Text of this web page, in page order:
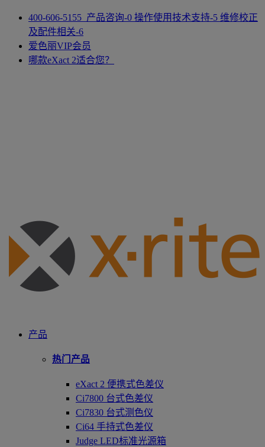
400-606-5155 产品咨询-0 操作使用技术支持-5 维修校正
及配件相关-6
爱色丽VIP会员
哪款eXact 2适合您？
产品
热门产品
eXact 2 便携式色差仪
Ci7800 台式色差仪
Ci7830 台式测色仪
Ci64 手持式色差仪
Judge LED标准光源箱